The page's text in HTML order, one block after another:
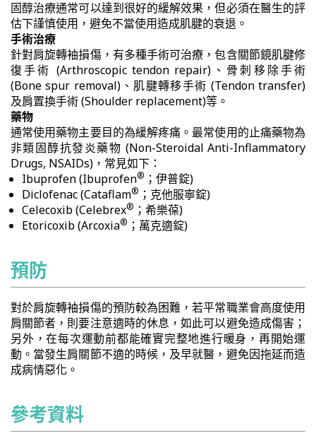
固醇治療通常可以達到很好的緩解效果，但必須在醫生的評
估下謹慎使用，避免不當使用造成肌腱的衰退。
手術治療
針對肩旋轉袖損傷，有多種手術可治療，包含關節鏡肌腱修
復手術 (Arthroscopic tendon repair)、骨刺移除手術
(Bone spur removal)、肌腱轉移手術 (Tendon transfer)
及肩置換手術 (Shoulder replacement)等。
藥物
通常使用藥物主要目的為緩解疼痛。最常使用的止痛藥物為
非類固醇抗發炎藥物 (Non-Steroidal Anti-Inflammatory
Drugs, NSAIDs)，常見如下：
Ibuprofen (Ibuprofen® ；伊普錠)
Diclofenac (Cataflam® ；克他服寧錠)
Celecoxib (Celebrex® ；希樂葆)
Etoricoxib (Arcoxia® ；萬克適錠)
預防
對於肩旋轉袖損傷的預防較為困難，若平常職業會高度使用
肩關節者，則要注意適時的休息，如此可以避免造成傷害；
另外，在每次運動前都能確實完整地進行暖身，再開始運
動。當發生肩關節不適的時候，及早就醫，避免因拖延而造
成病情惡化。
參考資料